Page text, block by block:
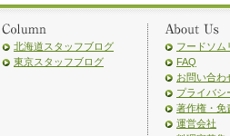
北海道スタッフブログ
東京スタッフブログ
フードソム
FAQ
お問い合わ
プライバシ
著作権・免
運営会社